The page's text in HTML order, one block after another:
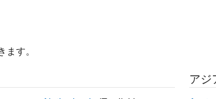
してください。それでも応募資格に一
新の求人に関する更新情報を受け取ることができ
せん。ご希望の地域ですべての求人を見つける
ます。
アジ